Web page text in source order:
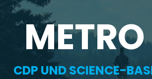
CDP UND SCIENCE-